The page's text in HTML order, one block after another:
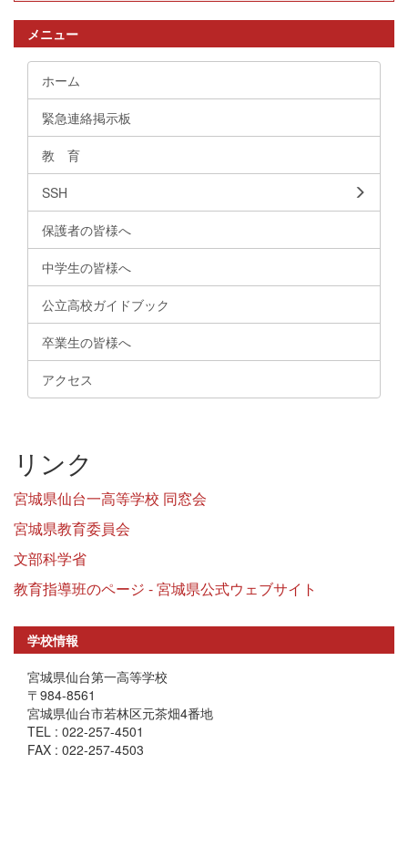
メニュー
ホーム
緊急連絡掲示板
教 育
SSH
保護者の皆様へ
中学生の皆様へ
公立高校ガイドブック
卒業生の皆様へ
アクセス
リンク
宮城県仙台一高等学校 同窓会
宮城県教育委員会
文部科学省
教育指導班のページ - 宮城県公式ウェブサイト
学校情報
宮城県仙台第一高等学校
〒984-8561
宮城県仙台市若林区元茶畑4番地
TEL : 022-257-4501
FAX : 022-257-4503